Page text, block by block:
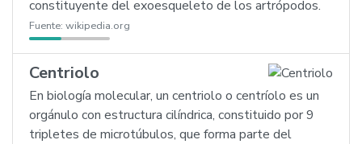
constituyente del exoesqueleto de los artrópodos.
Fuente: wikipedia.org
Centriolo
En biología molecular, un centriolo o centríolo es un
orgánulo con estructura cilíndrica, constituido por 9
tripletes de microtúbulos, que forma parte del